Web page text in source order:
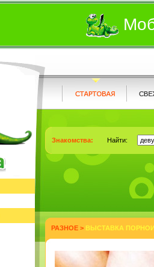
Знакомства: Найти:
РАЗНОЕ > ВЫСТАВКА